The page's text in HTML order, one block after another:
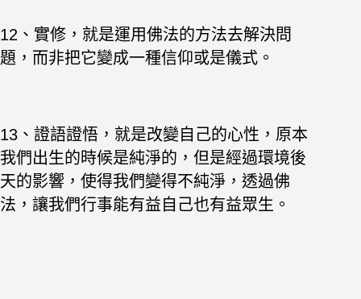
12、實修，就是運用佛法的方法去解決問
題，而非把它變成一種信仰或是儀式。
13、證語證悟，就是改變自己的心性，原本
我們出生的時候是純淨的，但是經過環境後
天的影響，使得我們變得不純淨，透過佛
法，讓我們行事能有益自己也有益眾生。